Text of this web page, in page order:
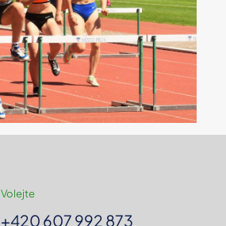
Volejte
+420 607 992 873